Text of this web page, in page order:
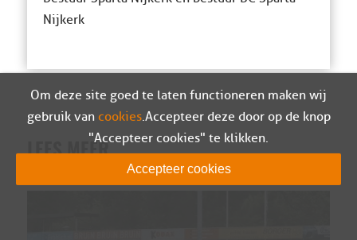
Nijkerk
LEES MEER
Om deze site goed te laten functioneren maken wij
gebruik van cookies. Accepteer deze door op de knop
"Accepteer cookies" te klikken.
Accepteer cookies